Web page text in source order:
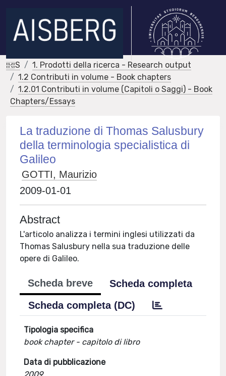
IRIS
1. Prodotti della ricerca - Research output
1.2 Contributi in volume - Book chapters
1.2.01 Contributi in volume (Capitoli o Saggi) - Book
Chapters/Essays
La traduzione di Thomas Salusbury
della terminologia specialistica di
Galileo
GOTTI, Maurizio
2009-01-01
Abstract
L'articolo analizza i termini inglesi utilizzati da
Thomas Salusbury nella sua traduzione delle
opere di Galileo.
Scheda breve
Scheda completa
Scheda completa (DC)
Tipologia specifica
book chapter - capitolo di libro
Data di pubblicazione